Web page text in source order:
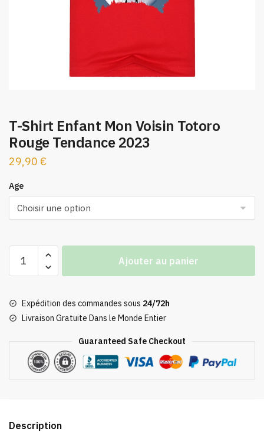
T-Shirt Enfant Mon Voisin Totoro
Rouge Tendance 2023
29,90 €
Age
Enfant
Mon
Totoro
Rouge
Ajouter au panier
Expédition des commandes sous 24/72h
Livraison Gratuite Dans le Monde Entier
Guaranteed Safe Checkout
Description